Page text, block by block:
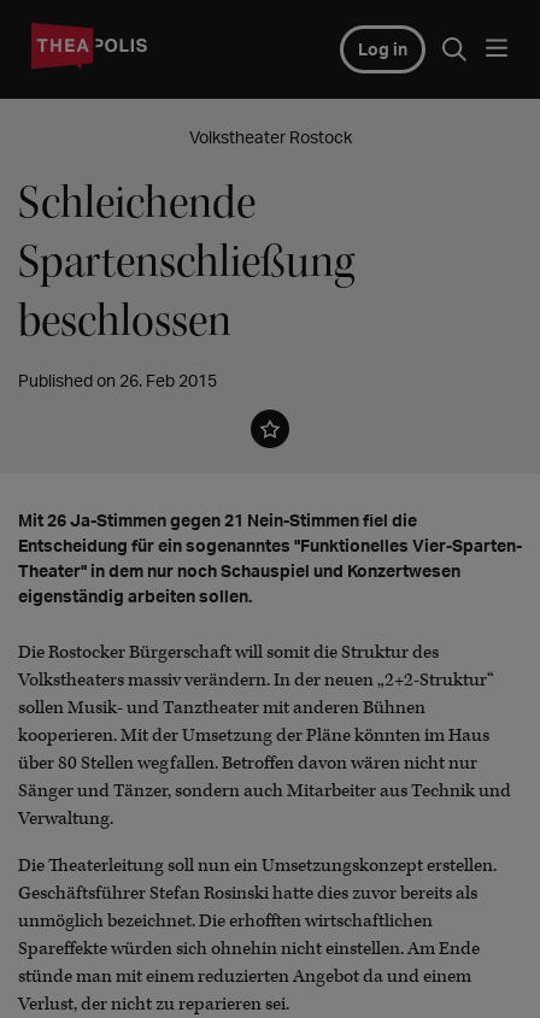
Log in
Volkstheater Rostock
Schleichende
Spartenschließung
beschlossen
Published on 26. Feb 2015
Mit 26 Ja-Stimmen gegen 21 Nein-Stimmen fiel die
Entscheidung für ein sogenanntes "Funktionelles Vier-Sparten-
Theater" in dem nur noch Schauspiel und Konzertwesen
eigenständig arbeiten sollen.
Die Rostocker Bürgerschaft will somit die Struktur des
Volkstheaters massiv verändern. In der neuen „2+2-Struktur“
sollen Musik- und Tanztheater mit anderen Bühnen
kooperieren. Mit der Umsetzung der Pläne könnten im Haus
über 80 Stellen wegfallen. Betroffen davon wären nicht nur
Sänger und Tänzer, sondern auch Mitarbeiter aus Technik und
Verwaltung.
Die Theaterleitung soll nun ein Umsetzungskonzept erstellen.
Geschäftsführer Stefan Rosinski hatte dies zuvor bereits als
unmöglich bezeichnet. Die erhofften wirtschaftlichen
Spareffekte würden sich ohnehin nicht einstellen. Am Ende
stünde man mit einem reduzierten Angebot da und einem
Verlust, der nicht zu reparieren sei.